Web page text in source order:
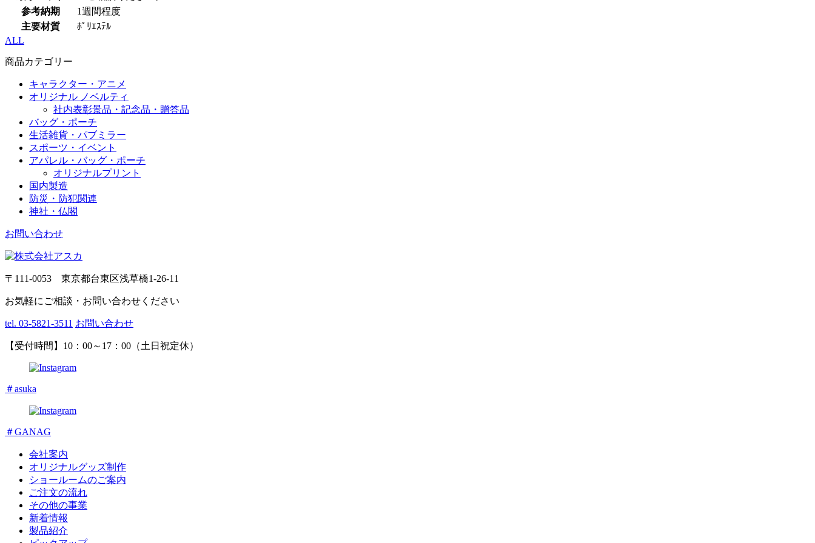
参考納期
1週間程度
主要材質
ﾎﾟﾘｴｽﾃﾙ
ALL
商品カテゴリー
キャラクター・アニメ
オリジナル ノベルティ
社内表彰景品・記念品・贈答品
バッグ・ポーチ
生活雑貨・パブミラー
スポーツ・イベント
アパレル・バッグ・ポーチ
オリジナルプリント
国内製造
防災・防犯関連
神社・仏閣
お問い合わせ
〒111-0053 東京都台東区浅草橋1-26-11
お気軽にご相談・お問い合わせください
tel. 03-5821-3511 お問い合わせ
【受付時間】10：00～17：00（土日祝定休）
＃asuka
＃GANAG
会社案内
オリジナルグッズ制作
ショールームのご案内
ご注文の流れ
その他の事業
新着情報
製品紹介